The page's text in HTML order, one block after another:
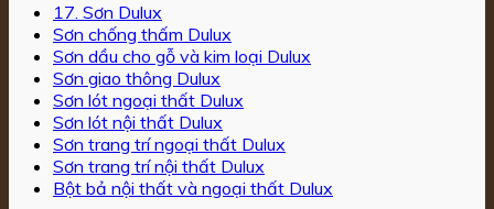
17. Sơn Dulux
Sơn chống thấm Dulux
Sơn dầu cho gỗ và kim loại Dulux
Sơn giao thông Dulux
Sơn lót ngoại thất Dulux
Sơn lót nội thất Dulux
Sơn trang trí ngoại thất Dulux
Sơn trang trí nội thất Dulux
Bột bả nội thất và ngoại thất Dulux